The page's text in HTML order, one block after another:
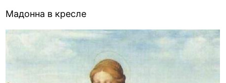
Мадонна в кресле